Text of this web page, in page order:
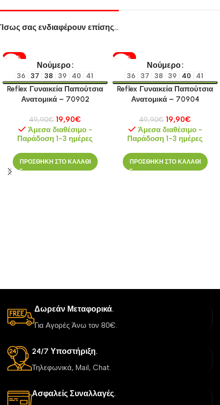
Ίσως σας ενδιαφέρουν επίσης…
-60%
Νούμερο
36 37 38 39 40 41
Reflex Γυναικεία Παπούτσια
Ανατομικά – 70902
49,90€ 19,90€
Άμεσα διαθέσιμο -
Παράδοση 1-3 ημέρες
ΠΡΟΣΘΗΚΗ ΣΤΟ ΚΑΛΑΘΙ
-60%
Νούμερο
36 37 38 39 40 41
Reflex Γυναικεία Παπούτσια
Ανατομικά – 70904
49,90€ 19,90€
Άμεσα διαθέσιμο -
Παράδοση 1-3 ημέρες
ΠΡΟΣΘΗΚΗ ΣΤΟ ΚΑΛΑΘΙ
Δωρεάν Μεταφορικά.
Για Αγορές Άνω τον 80€.
24/7 Υποστήριξη.
Τηλεφωνικά, Mail, Chat.
Ασφαλείς Συναλλαγές.